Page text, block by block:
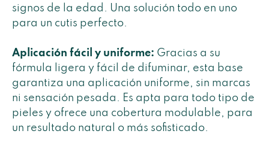
signos de la edad. Una solución todo en uno
para un cutis perfecto.
Aplicación fácil y uniforme: Gracias a su
fórmula ligera y fácil de difuminar, esta base
garantiza una aplicación uniforme, sin marcas
ni sensación pesada. Es apta para todo tipo de
pieles y ofrece una cobertura modulable, para
un resultado natural o más sofisticado.